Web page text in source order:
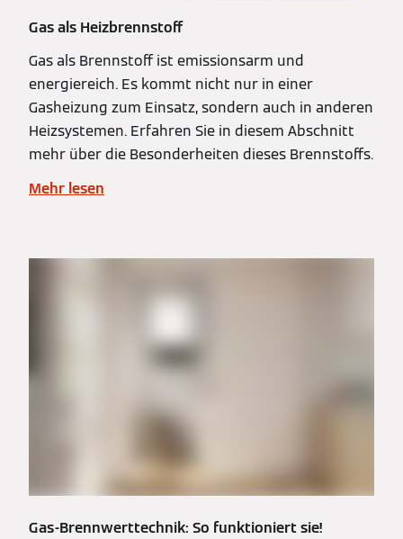
Gas als Heizbrennstoff
Gas als Brennstoff ist emissionsarm und
energiereich. Es kommt nicht nur in einer
Gasheizung zum Einsatz, sondern auch in anderen
Heizsystemen. Erfahren Sie in diesem Abschnitt
mehr über die Besonderheiten dieses Brennstoffs.
Mehr lesen
Gas-Brennwerttechnik: So funktioniert sie!